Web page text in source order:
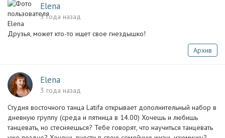
Elena
3 года назад
Друзья, может кто-то ищет свое гнездышко!
Архив
Elena
3 года назад
Студия восточного танца Latifa открывает дополнительный набор в
дневную группу (среда и пятница в 14.00) Хочешь и любишь
танцевать, но стесняешься? Тебе говорят, что научиться танцевать